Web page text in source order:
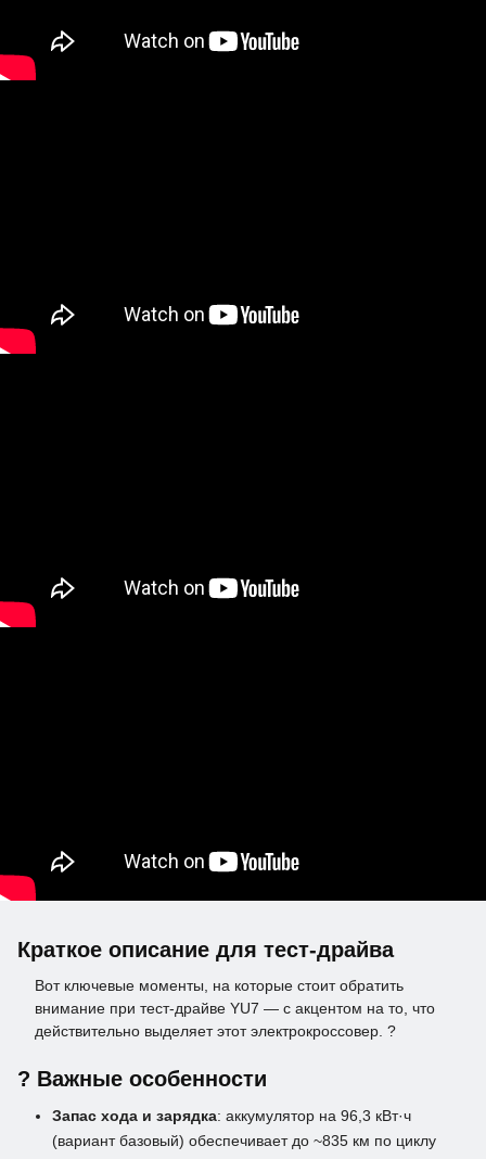
Краткое описание для тест-драйва
Вот ключевые моменты, на которые стоит обратить
внимание при тест-драйве YU7 — с акцентом на то, что
действительно выделяет этот электрокроссовер. ?
? Важные особенности
Запас хода и зарядка: аккумулятор на 96,3 кВт·ч
(вариант базовый) обеспечивает до ~835 км по циклу